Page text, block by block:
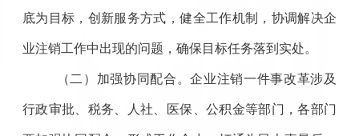
底为目标，创新服务方式，健全工作机制，协调解决企
业注销工作中出现的问题，确保目标任务落到实处。
（二）加强协同配合。企业注销一件事改革涉及
行政审批、税务、人社、医保、公积金等部门，各部门